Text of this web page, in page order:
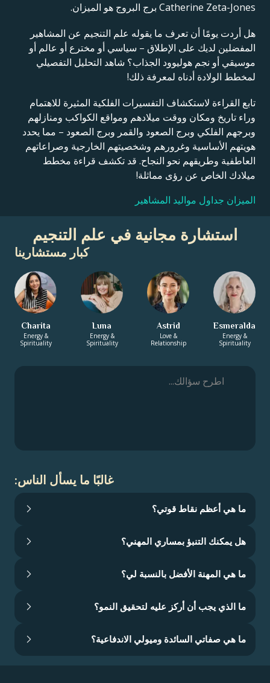
Catherine Zeta-Jones برج البروج هو الميزان.
هل أردت يومًا أن تعرف ما يقوله علم التنجيم عن المشاهير
المفضلين لديك على الإطلاق – سياسي أو مخترع أو عالم أو
موسيقي أو نجم هوليوود الجذاب؟ شاهد التحليل التفصيلي
لمخطط الولادة أدناه لمعرفة ذلك!
تابع القراءة لاستكشاف التفسيرات الفلكية المثيرة للاهتمام
وراء تاريخ ومكان ووقت ميلادهم ومواقع الكواكب ومنازلهم
وبرجهم الفلكي وبرج الصعود والقمر وبرج الصعود – مما يحدد
هويتهم الأساسية وغرورهم وشخصيتهم الخارجية وصراعاتهم
العاطفية وطريقهم نحو النجاح. قد تكشف قراءة مخطط
ميلادك الخاص عن رؤى مماثلة!
الميزان جداول مواليد المشاهير
استشارة مجانية في علم التنجيم
كبار مستشارينا
Esmeralda
Energy &
Spirituality
Astrid
Love &
Relationship
Luna
Energy &
Spirituality
Charita
Energy &
Spirituality
غالبًا ما يسأل الناس:
ما هي أعظم نقاط قوتي؟
هل يمكنك التنبؤ بمساري المهني؟
ما هي المهنة الأفضل بالنسبة لي؟
ما الذي يجب أن أركز عليه لتحقيق النمو؟
ما هي صفاتي السائدة وميولي الاندفاعية؟